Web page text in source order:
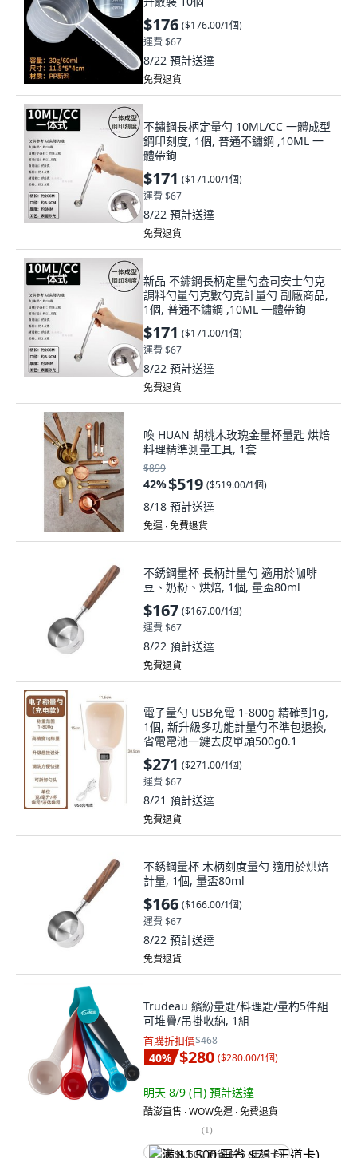
$176 ($176.00/1個)
運費 $67
8/22 預計送達
免費退貨
不鏽鋼長柄定量勺 10ML/CC 一體成型
鋼印刻度, 1個, 普通不鏽鋼 ,10ML 一
體帶鉤
$171 ($171.00/1個)
運費 $67
8/22 預計送達
免費退貨
新品 不鏽鋼長柄定量勺盎司安士勺克
調料勺量勺克數勺克計量勺 副廠商品,
1個, 普通不鏽鋼 ,10ML 一體帶鉤
$171 ($171.00/1個)
運費 $67
8/22 預計送達
免費退貨
喚 HUAN 胡桃木玫瑰金量杯量匙 烘焙
料理精準測量工具, 1套
$899
42%$519 ($519.00/1個)
8/18 預計送達
免運 ∙ 免費退貨
不銹鋼量杯 長柄計量勺 適用於咖啡
豆、奶粉、烘焙, 1個, 量盃80ml
$167 ($167.00/1個)
運費 $67
8/22 預計送達
免費退貨
電子量勺 USB充電 1-800g 精確到1g,
1個, 新升級多功能計量勺不準包退換,
省電電池一鍵去皮單頭500g0.1
$271 ($271.00/1個)
運費 $67
8/21 預計送達
免費退貨
不銹鋼量杯 木柄刻度量勺 適用於烘焙
計量, 1個, 量盃80ml
$166 ($166.00/1個)
運費 $67
8/22 預計送達
免費退貨
Trudeau 繽紛量匙/料理匙/量杓5件組
可堆疊/吊掛收納, 1組
首購折扣價$468
40% $280 ($280.00/1個)
明天 8/9 (日) 預計送達
酷澎直售 ∙ WOW免運 ∙ 免費退貨
(1)
满 $1,500 再省 $75 (王道卡)